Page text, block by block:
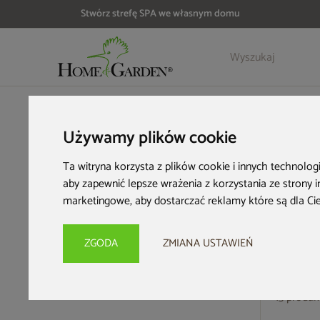
Używamy plików cookie
Ta witryna korzysta z plików cookie i innych
aby zapewnić lepsze wrażenia z korzystania ze strony
marketingowe,aby dostarczać reklamy które są dla
ZGODA ZMIANA USTAWIEŃ
Stwórz strefę SPA we własnym domu
Sauny fińskie
domu. Zaaranżujesz strefę odpoczynku, z której korzystasz, gdy
kabinie pocisz się, wydalasz metale ciężkie i toksyny.
szarym, brązowym, beżowym czy białym. Dzięki temu łatwo
13